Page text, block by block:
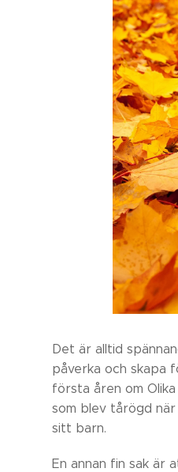
Det är alltid
påverka och skapa
första åren om
som blev tårögd när
sitt barn.
En annan fin sak är